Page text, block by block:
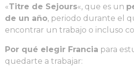
«Titre de Sejours«, que es un
de un año, periodo durante el
encontrar un trabajo o incluso
Por qué elegir Francia para
quedarte a trabajar: